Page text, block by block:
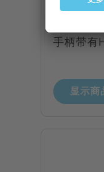
晶片镊
维镊子
手柄带有
显示商